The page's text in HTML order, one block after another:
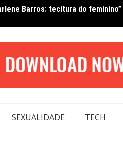
em conexão real nas redes
SEXUALIDADE TECH